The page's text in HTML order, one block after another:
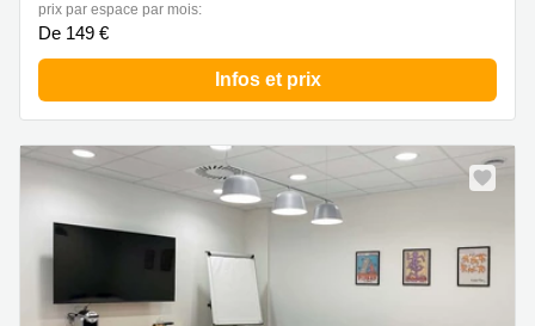
prix par espace par mois:
De 149 €
Infos et prix